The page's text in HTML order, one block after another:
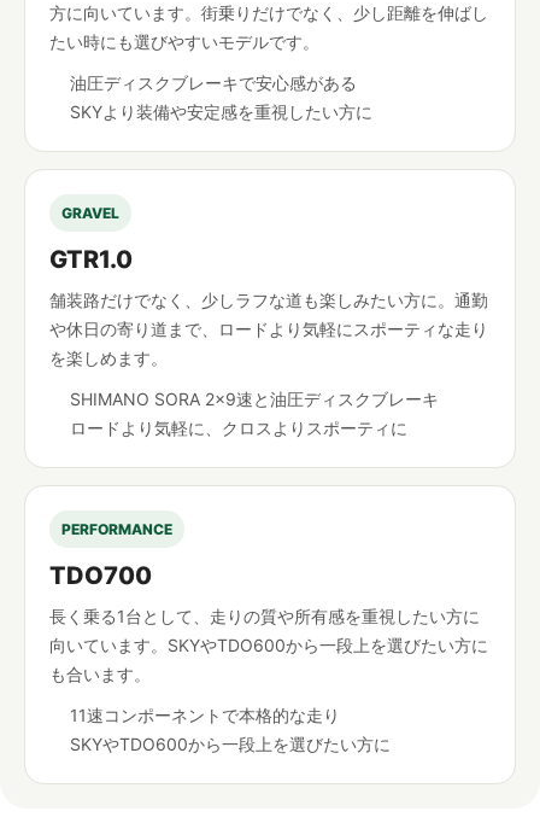
方に向いています。街乗りだけでなく、少し距離を伸ばし
たい時にも選びやすいモデルです。
油圧ディスクブレーキで安心感がある
SKYより装備や安定感を重視したい方に
GRAVEL
GTR1.0
舗装路だけでなく、少しラフな道も楽しみたい方に。通勤
や休日の寄り道まで、ロードより気軽にスポーティな走り
を楽しめます。
SHIMANO SORA 2×9速と油圧ディスクブレーキ
ロードより気軽に、クロスよりスポーティに
PERFORMANCE
TDO700
長く乗る1台として、走りの質や所有感を重視したい方に
向いています。SKYやTDO600から一段上を選びたい方に
も合います。
11速コンポーネントで本格的な走り
SKYやTDO600から一段上を選びたい方に